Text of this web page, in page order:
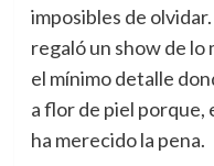
imposibles de
regaló un show de lo
el mínimo detalle
a flor de piel porque,
ha merecido la pena.